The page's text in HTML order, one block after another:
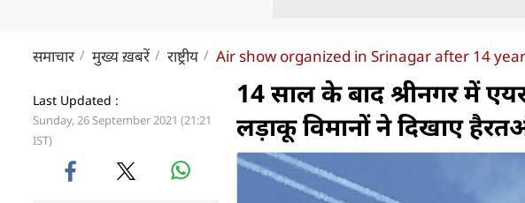
समाचार मुख्य ख़बरें राष्ट्रीय Air show organized in Srinagar after 14
Last Updated :
Sunday, 26 September 2021 (21:21
IST)
14 साल के बाद श्रीनगर में
लड़ाकू विमानों ने दिखाए